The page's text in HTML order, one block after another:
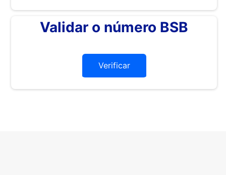
Validar o número BSB
Verificar